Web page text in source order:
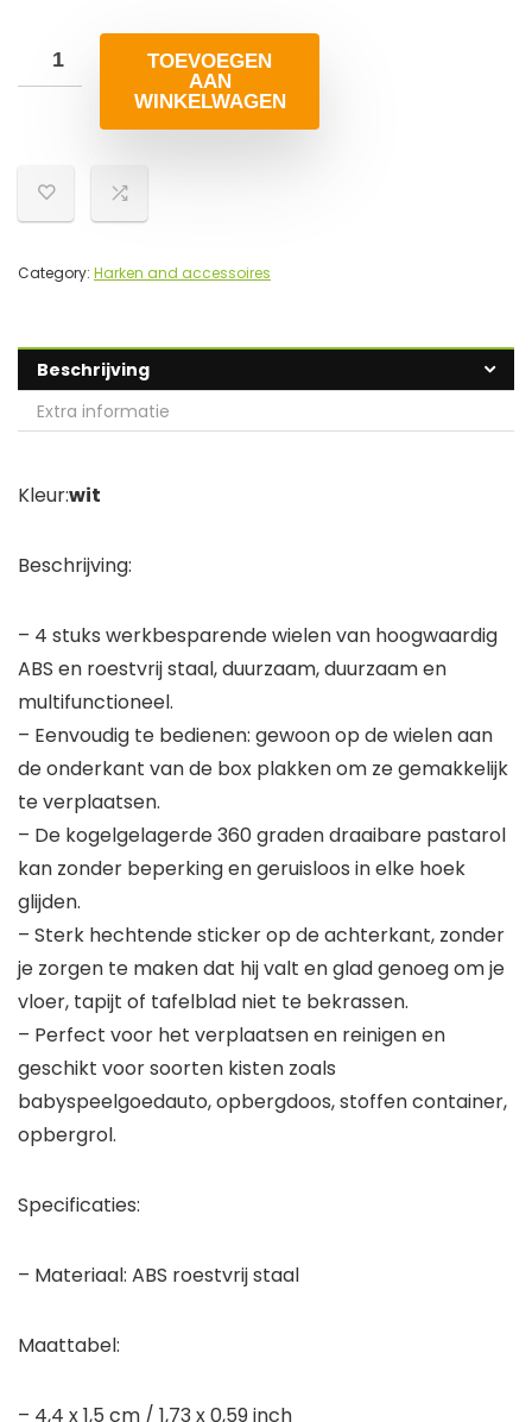
TOEVOEGEN
AAN
WINKELWAGEN
Category: Harken and accessoires
Beschrijving
Extra informatie
Kleur:wit
Beschrijving:
– 4 stuks werkbesparende wielen van hoogwaardig
ABS en roestvrij staal, duurzaam, duurzaam en
multifunctioneel.
– Eenvoudig te bedienen: gewoon op de wielen aan
de onderkant van de box plakken om ze gemakkelijk
te verplaatsen.
– De kogelgelagerde 360 graden draaibare pastarol
kan zonder beperking en geruisloos in elke hoek
glijden.
– Sterk hechtende sticker op de achterkant, zonder
je zorgen te maken dat hij valt en glad genoeg om je
vloer, tapijt of tafelblad niet te bekrassen.
– Perfect voor het verplaatsen en reinigen en
geschikt voor soorten kisten zoals
babyspeelgoedauto, opbergdoos, stoffen container,
opbergrol.
Specificaties:
– Materiaal: ABS roestvrij staal
Maattabel:
– 4,4 x 1,5 cm / 1,73 x 0,59 inch